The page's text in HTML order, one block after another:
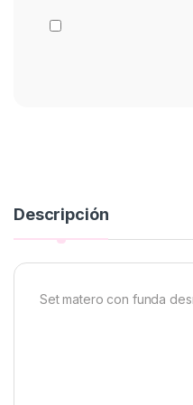
Descripción
Set matero con funda